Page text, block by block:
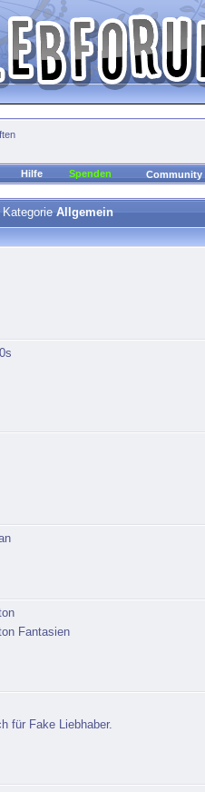
Hilfe Spenden Community
KategorieAllgemein
Fantasien
für Fake Liebhaber.